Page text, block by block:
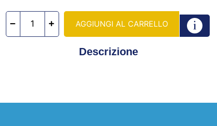
AGGIUNGI AL CARRELLO
Descrizione